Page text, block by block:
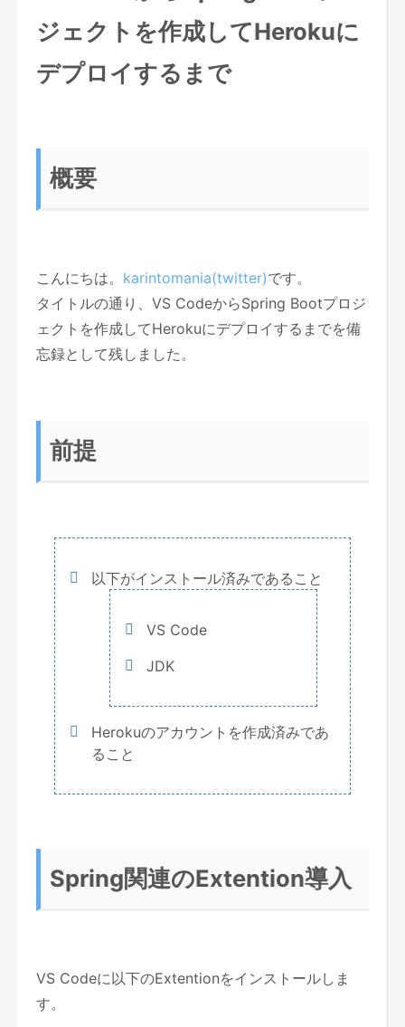
ジェクトを作成してHerokuに
デプロイするまで
概要
こんにちは。 karintomania(twitter)です。
タイトルの通り、VS CodeからSpring Bootプロジ
ェクトを作成してHerokuにデプロイするまでを備
忘録として残しました。
前提
以下がインストール済みであること
VS Code
JDK
Herokuのアカウントを作成済みであ
ること
Spring関連のExtention導入
VS Codeに以下のExtentionをインストールしま
す。